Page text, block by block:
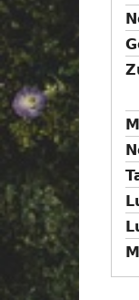
l
e
n
e
n